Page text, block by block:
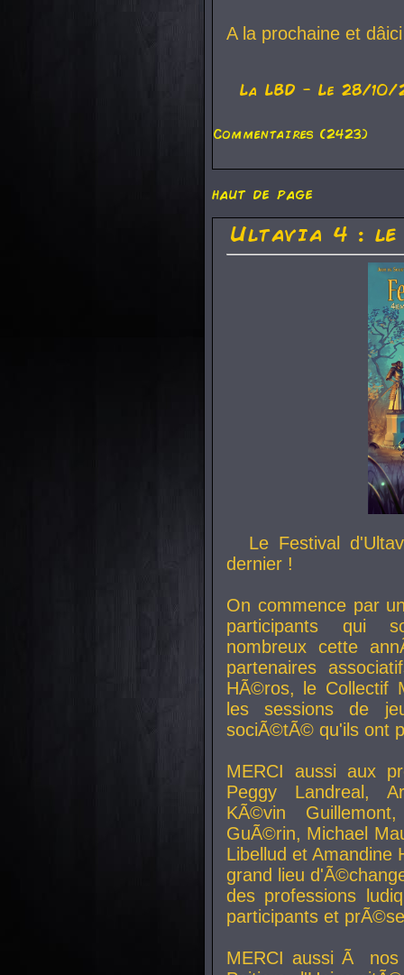
A la prochaine et
La LBD - Le 28/10/
Commentaires (2423)
haut de page
Ultavia 4 :
Le Festival
dernier !
On commence par
participants qui
nombreux cette
partenaires
HÃ©ros, le Collectif
les sessions de
sociÃ©tÃ© qu'ils ont
MERCI aussi aux
Peggy Landreal,
KÃ©vin
GuÃ©rin, Michael
Libellud et Amandine
grand lieu
des professions
participants et
MERCI aussi Ã nos